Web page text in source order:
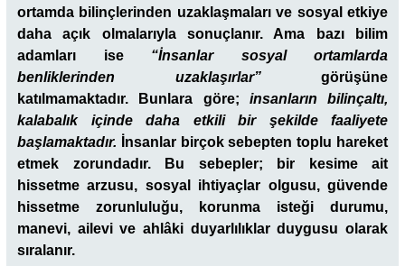
ortamda bilinçlerinden uzaklaşmaları ve sosyal etkiye
daha açık olmalarıyla sonuçlanır. Ama bazı bilim
adamları ise “İnsanlar sosyal ortamlarda
benliklerinden uzaklaşırlar”görüşüne
katılmamaktadır. Bunlara göre; insanların bilinçaltı,
kalabalık içinde daha etkili bir şekilde faaliyete
başlamaktadır. İnsanlar birçok sebepten toplu hareket
etmek zorundadır. Bu sebepler; bir kesime ait
hissetme arzusu, sosyal ihtiyaçlar olgusu, güvende
hissetme zorunluluğu, korunma isteği durumu,
manevi, ailevi ve ahlâki duyarlılıklar duygusu olarak
sıralanır.